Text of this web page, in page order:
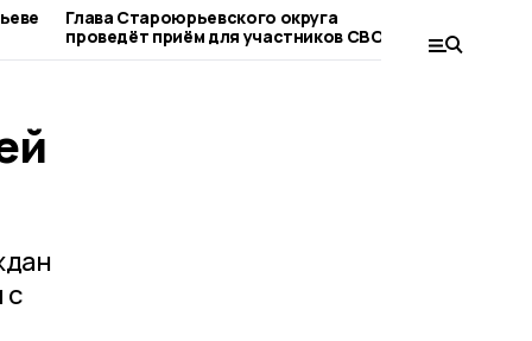
Глава Староюрьевского округа
проведёт приём для участников СВО и их
родных
вышла в
конкурса
с